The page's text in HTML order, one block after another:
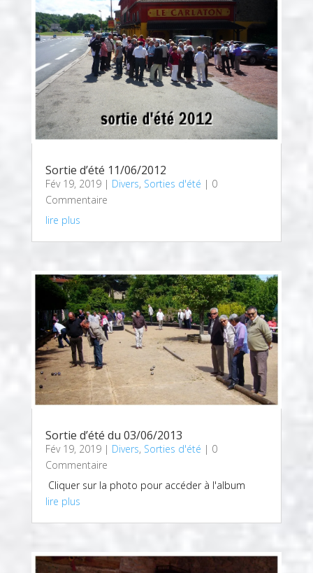
Sortie d’été 11/06/2012
Fév 19, 2019| Divers, Sorties d'été | 0
Commentaire
lire plus
Sortie d’été du 03/06/2013
Fév 19, 2019| Divers, Sorties d'été | 0
Commentaire
Cliquer sur la photo pour accéder à l'album
lire plus